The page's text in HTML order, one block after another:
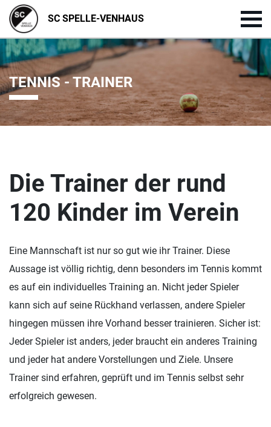
SC SPELLE-VENHAUS
TENNIS - TRAINER
Die Trainer der rund
120 Kinder im Verein
Eine Mannschaft ist nur so gut wie ihr Trainer. Diese
Aussage ist völlig richtig, denn besonders im Tennis kommt
es auf ein individuelles Training an. Nicht jeder Spieler
kann sich auf seine Rückhand verlassen, andere Spieler
hingegen müssen ihre Vorhand besser trainieren. Sicher ist:
Jeder Spieler ist anders, jeder braucht ein anderes Training
und jeder hat andere Vorstellungen und Ziele. Unsere
Trainer sind erfahren, geprüft und im Tennis selbst sehr
erfolgreich gewesen.